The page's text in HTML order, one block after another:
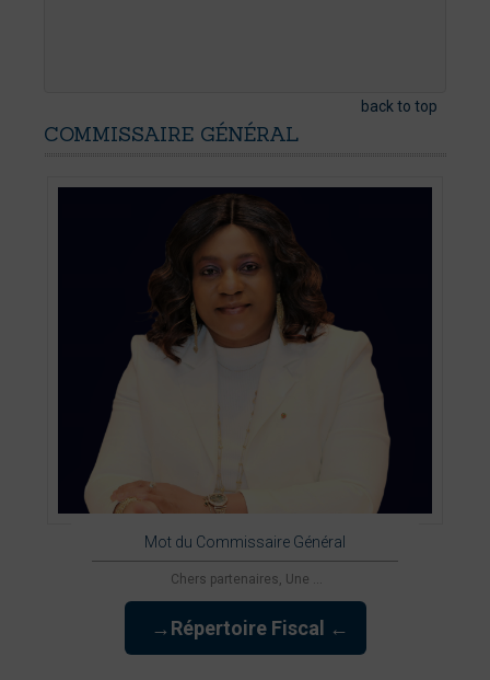
back to top
COMMISSAIRE GÉNÉRAL
Mot du Commissaire Général
Chers partenaires, Une ...
→Répertoire Fiscal ←